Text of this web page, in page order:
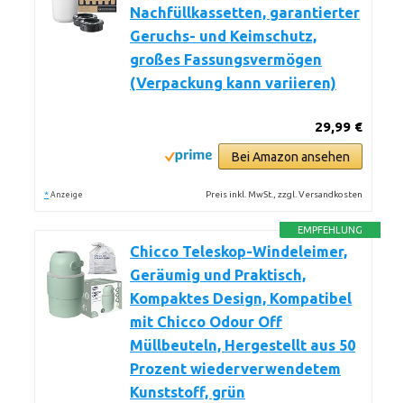
Nachfüllkassetten, garantierter
Geruchs- und Keimschutz,
großes Fassungsvermögen
(Verpackung kann variieren)
29,99 €
Bei Amazon ansehen
* Anzeige Preis inkl. MwSt., zzgl. Versandkosten
EMPFEHLUNG
Chicco Teleskop-Windeleimer,
Geräumig und Praktisch,
Kompaktes Design, Kompatibel
mit Chicco Odour Off
Müllbeuteln, Hergestellt aus 50
Prozent wiederverwendetem
Kunststoff, grün